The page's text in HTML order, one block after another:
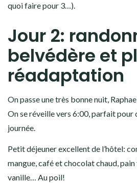
quoi faire pour 3…).
Jour 2:
belvédère et
réadaptation
On passe une très bonne nuit,
On se réveille vers 6:00, parfait
journée.
Petit déjeuner excellent de l’hôtel:
mangue, café et chocolat chaud,
vanille… Au poil!